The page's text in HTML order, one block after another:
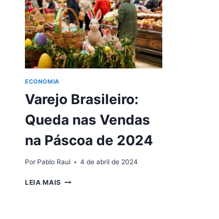
ECONOMIA
Varejo Brasileiro:
Queda nas Vendas
na Páscoa de 2024
Por Pablo Raul 4 de abril de 2024
LEIA MAIS VAREJO